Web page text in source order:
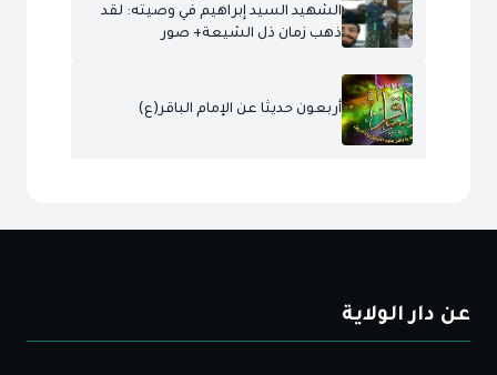
الشهيد السيد إبراهيم في وصيته: لقد
ذهب زمان ذل الشيعة+ صور
أربعون حديثا عن الإمام الباقر(ع)
عن دار الولاية